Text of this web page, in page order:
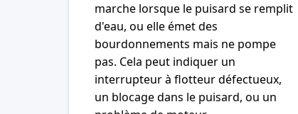
marche lorsque le puisard se remplit
d'eau, ou elle émet des
bourdonnements mais ne pompe
pas. Cela peut indiquer un
interrupteur à flotteur défectueux,
un blocage dans le puisard, ou un